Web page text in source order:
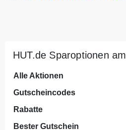
HUT.de Sparoptionen am
Alle Aktionen
Gutscheincodes
Rabatte
Bester Gutschein